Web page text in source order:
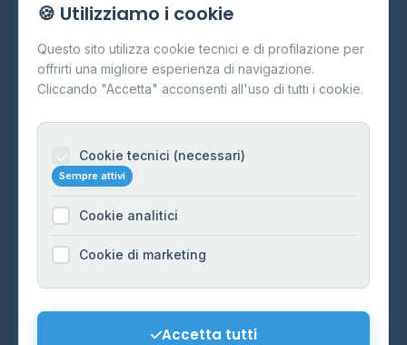
Cos'è il GPL
FAQ
Contatti
Informazioni legali
Cookie Policy
Preferenze Cookie
Mappa del sito
🍪 Utilizziamo i cookie
Questo sito utilizza cookie tecnici e di profilazione per
offrirti una migliore esperienza di navigazione.
Cliccando "Accetta" acconsenti all'uso di tutti i cookie.
Cookie tecnici (necessari)
Sempre attivi
Cookie analitici
Cookie di marketing
Accetta tutti